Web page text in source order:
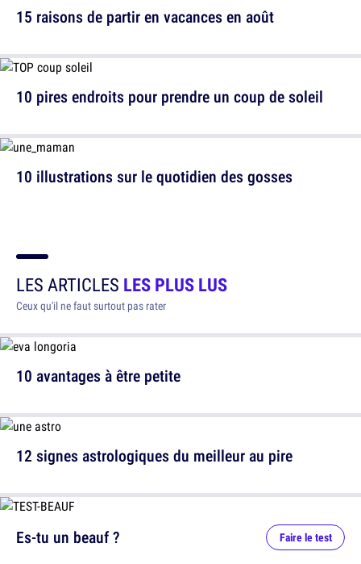
10 pires endroits pour prendre un coup de soleil
15 raisons de partir en vacances en août
10 illustrations sur le quotidien des gosses
LES ARTICLES LES PLUS LUS
Ceux qu'il ne faut surtout pas rater
10 avantages à être petite
12 signes astrologiques du meilleur au pire
Es-tu un beauf ? Faire le test